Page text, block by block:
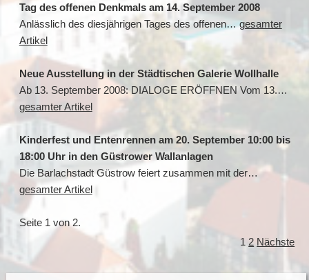
Tag des offenen Denkmals am 14. September 2008
Anlässlich des diesjährigen Tages des offenen…gesamter
Artikel
Neue Ausstellung in der Städtischen Galerie Wollhalle
Ab 13. September 2008: DIALOGE ERÖFFNEN Vom 13.…
gesamter Artikel
Kinderfest und Entenrennen am 20. September 10:00 bis
18:00 Uhr in den Güstrower Wallanlagen
Die Barlachstadt Güstrow feiert zusammen mit der…
gesamter Artikel
Seite 1 von 2.
1 2 Nächste